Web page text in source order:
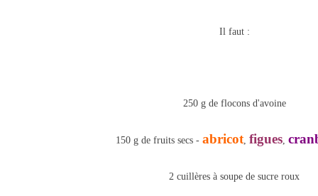
Il faut :
250 g de flocons d'avoine
150 g de fruits secs - abricot, figues,
2 cuillères à soupe de sucre roux